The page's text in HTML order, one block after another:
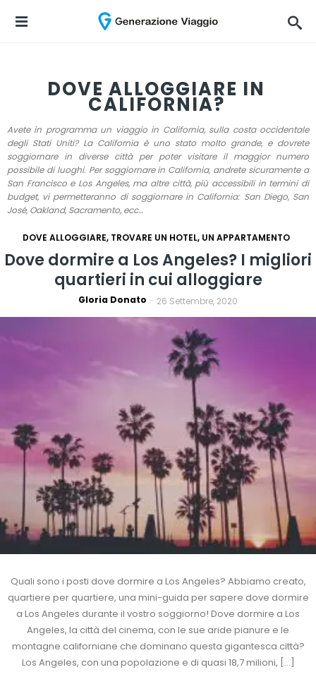
DOVE ALLOGGIARE IN
CALIFORNIA?
Avete in programma un viaggio in California, sulla costa occidentale
degli Stati Uniti? La California è uno stato molto grande, e dovrete
soggiornare in diverse città per poter visitare il maggior numero
possibile di luoghi. Per soggiornare in California, andrete sicuramente a
San Francisco e Los Angeles, ma altre città, più accessibili in termini di
budget, vi permetteranno di soggiornare in California: San Diego, San
José, Oakland, Sacramento, ecc…
DOVE ALLOGGIARE, TROVARE UN HOTEL, UN APPARTAMENTO
Dove dormire a Los Angeles? I migliori
quartieri in cui alloggiare
Gloria Donato - 26 Settembre, 2020
Quali sono i posti dove dormire a Los Angeles? Abbiamo creato,
quartiere per quartiere, una mini-guida per sapere dove dormire
a Los Angeles durante il vostro soggiorno! Dove dormire a Los
Angeles, la città del cinema, con le sue aride pianure e le
montagne californiane che dominano questa gigantesca città?
Los Angeles, con una popolazione e di quasi 18,7 milioni, […]